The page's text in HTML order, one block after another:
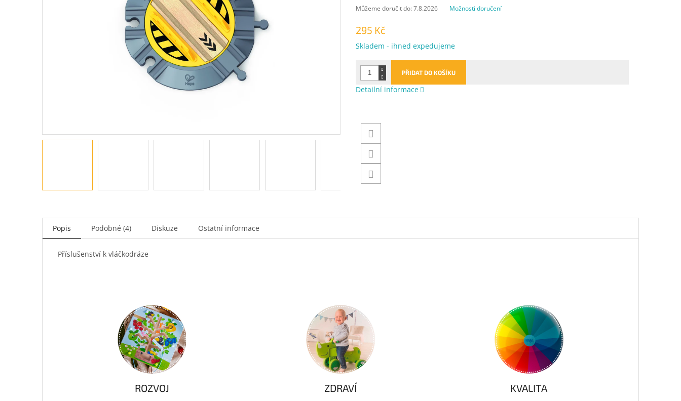
295 Kč
Měrná
Skladem - ihned expedujeme
Můžeme doručit do:7.8.2026 Možnosti doručení
PŘIDAT DO KOŠÍKU
Detailní informace
Popis Podobné (4) Diskuze Ostatní informace
Příslušenství k vláčkodráze
ROZVOJ ZDRAVÍ KVALITA